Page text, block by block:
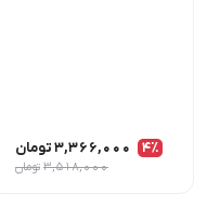
4٪ 3,366,000تومان
3,518,000 تومان